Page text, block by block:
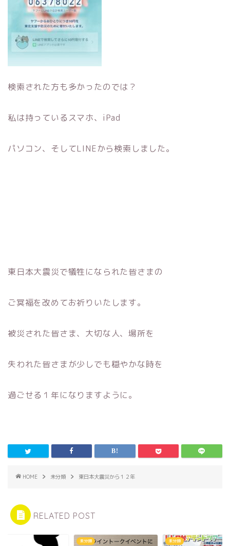
検索された方も多かったのでは？
私は持っているスマホ、iPad
パソコン、そしてLINEから検索しました。
東日本大震災で犠牲になられた皆さまの
ご冥福を改めてお祈りいたします。
被災された皆さま、大切な人、場所を
失われた皆さまが少しでも穏やかな時を
過ごせる１年になりますように。
HOME 未分類 東日本大震災から１２年
RELATED POST
未分類 未分類